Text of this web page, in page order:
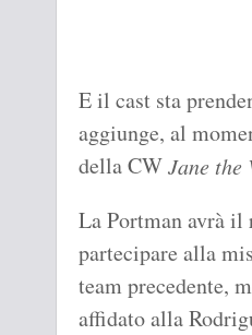
E il cast sta
aggiunge, al
della CWJane
La Portman avrà il
partecipare alla
team precedente,
affidato alla